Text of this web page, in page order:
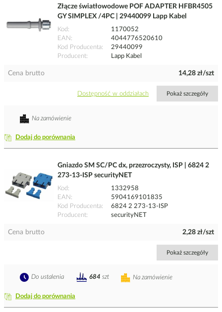
Złącze światłowodowe POF ADAPTER HFBR4505
GY SIMPLEX /4PC | 29440099 Lapp Kabel
Kod
1170052
EAN
4044776520610
Kod Producenta
29440099
Producent
Lapp Kabel
Cena brutto 14,28 zł/szt
Dostępność w oddziałach Pokaż szczegóły
Dodaj do porównania
Na zamówienie
Gniazdo SM SC/PC dx, przezroczysty, ISP | 6824 2
273-13-ISP securityNET
Kod
1332958
EAN
5904169101835
Kod Producenta
6824 2 273-13-ISP
Producent
securityNET
Cena brutto 2,28 zł/szt
Pokaż szczegóły
Dodaj do porównania
Na zamówienie
Do ustalenia 684 szt